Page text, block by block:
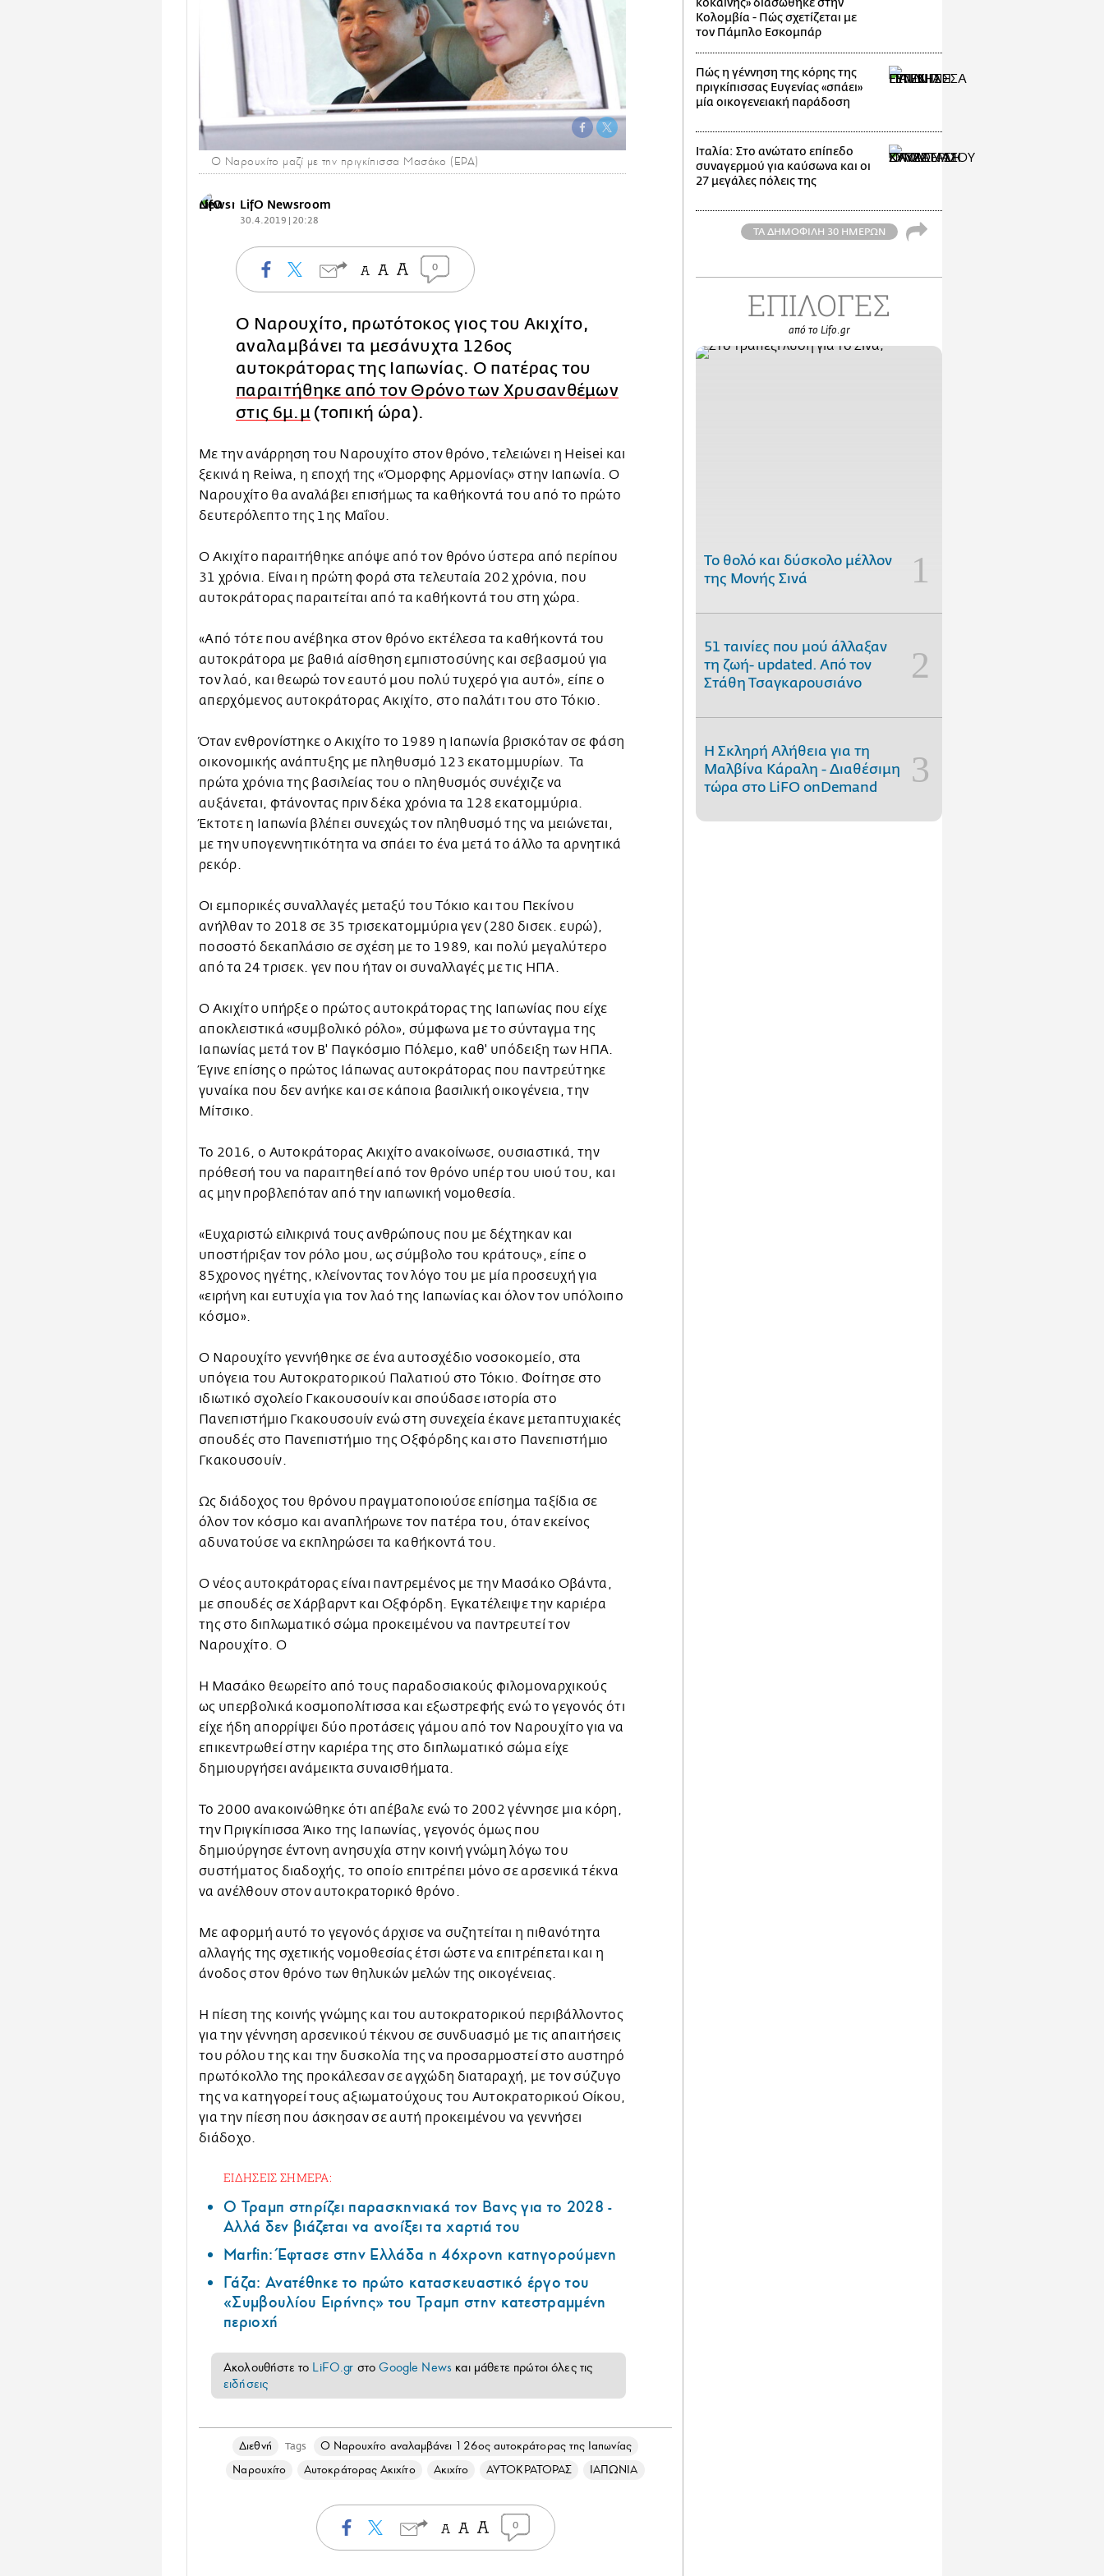
Ο Ναρουχίτο μαζί με την πριγκίπισσα Μασάκο (EPA)
LifO Newsroom
30.4.2019 | 20:28
0
Ο Ναρουχίτο, πρωτότοκος γιος του Ακιχίτο,
αναλαμβάνει τα μεσάνυχτα 126ος
αυτοκράτορας της Ιαπωνίας. Ο πατέρας του
παραιτήθηκε από τον Θρόνο των Χρυσανθέμων
στις 6μ.μ (τοπική ώρα).
Με την ανάρρηση του Ναρουχίτο στον θρόνο, τελειώνει η Heisei και
ξεκινά η Reiwa, η εποχή της «Όμορφης Αρμονίας» στην Ιαπωνία. Ο
Ναρουχίτο θα αναλάβει επισήμως τα καθήκοντά του από το πρώτο
δευτερόλεπτο της 1ης Μαΐου.
Ο Ακιχίτο παραιτήθηκε απόψε από τον θρόνο ύστερα από περίπου
31 χρόνια. Είναι η πρώτη φορά στα τελευταία 202 χρόνια, που
αυτοκράτορας παραιτείται από τα καθήκοντά του στη χώρα.
«Από τότε που ανέβηκα στον θρόνο εκτέλεσα τα καθήκοντά του
αυτοκράτορα με βαθιά αίσθηση εμπιστοσύνης και σεβασμού για
τον λαό, και θεωρώ τον εαυτό μου πολύ τυχερό για αυτό», είπε ο
απερχόμενος αυτοκράτορας Ακιχίτο, στο παλάτι του στο Τόκιο.
Όταν ενθρονίστηκε ο Ακιχίτο το 1989 η Ιαπωνία βρισκόταν σε φάση
οικονομικής ανάπτυξης με πληθυσμό 123 εκατομμυρίων. Τα
πρώτα χρόνια της βασιλείας του ο πληθυσμός συνέχιζε να
αυξάνεται, φτάνοντας πριν δέκα χρόνια τα 128 εκατομμύρια.
Έκτοτε η Ιαπωνία βλέπει συνεχώς τον πληθυσμό της να μειώνεται,
με την υπογεννητικότητα να σπάει το ένα μετά το άλλο τα αρνητικά
ρεκόρ.
Οι εμπορικές συναλλαγές μεταξύ του Τόκιο και του Πεκίνου
ανήλθαν το 2018 σε 35 τρισεκατομμύρια γεν (280 δισεκ. ευρώ),
ποσοστό δεκαπλάσιο σε σχέση με το 1989, και πολύ μεγαλύτερο
από τα 24 τρισεκ. γεν που ήταν οι συναλλαγές με τις ΗΠΑ.
Ο Ακιχίτο υπήρξε ο πρώτος αυτοκράτορας της Ιαπωνίας που είχε
αποκλειστικά «συμβολικό ρόλο», σύμφωνα με το σύνταγμα της
Ιαπωνίας μετά τον Β' Παγκόσμιο Πόλεμο, καθ' υπόδειξη των ΗΠΑ.
Έγινε επίσης ο πρώτος Ιάπωνας αυτοκράτορας που παντρεύτηκε
γυναίκα που δεν ανήκε και σε κάποια βασιλική οικογένεια, την
Μίτσικο.
Το 2016, ο Αυτοκράτορας Ακιχίτο ανακοίνωσε, ουσιαστικά, την
πρόθεσή του να παραιτηθεί από τον θρόνο υπέρ του υιού του, και
ας μην προβλεπόταν από την ιαπωνική νομοθεσία.
«Ευχαριστώ ειλικρινά τους ανθρώπους που με δέχτηκαν και
υποστήριξαν τον ρόλο μου, ως σύμβολο του κράτους», είπε ο
85χρονος ηγέτης, κλείνοντας τον λόγο του με μία προσευχή για
«ειρήνη και ευτυχία για τον λαό της Ιαπωνίας και όλον τον υπόλοιπο
κόσμο».
Ο Ναρουχίτο γεννήθηκε σε ένα αυτοσχέδιο νοσοκομείο, στα
υπόγεια του Αυτοκρατορικού Παλατιού στο Τόκιο. Φοίτησε στο
ιδιωτικό σχολείο Γκακουσουίν και σπούδασε ιστορία στο
Πανεπιστήμιο Γκακουσουίν ενώ στη συνεχεία έκανε μεταπτυχιακές
σπουδές στο Πανεπιστήμιο της Οξφόρδης και στο Πανεπιστήμιο
Γκακουσουίν.
Ως διάδοχος του θρόνου πραγματοποιούσε επίσημα ταξίδια σε
όλον τον κόσμο και αναπλήρωνε τον πατέρα του, όταν εκείνος
αδυνατούσε να εκπληρώσει τα καθήκοντά του.
Ο νέος αυτοκράτορας είναι παντρεμένος με την Μασάκο Οβάντα,
με σπουδές σε Χάρβαρντ και Οξφόρδη. Εγκατέλειψε την καριέρα
της στο διπλωματικό σώμα προκειμένου να παντρευτεί τον
Ναρουχίτο. Ο
Η Μασάκο θεωρείτο από τους παραδοσιακούς φιλομοναρχικούς
ως υπερβολικά κοσμοπολίτισσα και εξωστρεφής ενώ το γεγονός ότι
είχε ήδη απορρίψει δύο προτάσεις γάμου από τον Ναρουχίτο για να
επικεντρωθεί στην καριέρα της στο διπλωματικό σώμα είχε
δημιουργήσει ανάμεικτα συναισθήματα.
Το 2000 ανακοινώθηκε ότι απέβαλε ενώ το 2002 γέννησε μια κόρη,
την Πριγκίπισσα Άικο της Ιαπωνίας, γεγονός όμως που
δημιούργησε έντονη ανησυχία στην κοινή γνώμη λόγω του
συστήματος διαδοχής, το οποίο επιτρέπει μόνο σε αρσενικά τέκνα
να ανέλθουν στον αυτοκρατορικό θρόνο.
Με αφορμή αυτό το γεγονός άρχισε να συζητείται η πιθανότητα
αλλαγής της σχετικής νομοθεσίας έτσι ώστε να επιτρέπεται και η
άνοδος στον θρόνο των θηλυκών μελών της οικογένειας.
Η πίεση της κοινής γνώμης και του αυτοκρατορικού περιβάλλοντος
για την γέννηση αρσενικού τέκνου σε συνδυασμό με τις απαιτήσεις
του ρόλου της και την δυσκολία της να προσαρμοστεί στο αυστηρό
πρωτόκολλο της προκάλεσαν σε αγχώδη διαταραχή, με τον σύζυγο
της να κατηγορεί τους αξιωματούχους του Αυτοκρατορικού Οίκου,
για την πίεση που άσκησαν σε αυτή προκειμένου να γεννήσει
διάδοχο.
ΕΙΔΗΣΕΙΣ ΣΗΜΕΡΑ:
Ο Τραμπ στηρίζει παρασκηνιακά τον Βανς για το 2028 -
Αλλά δεν βιάζεται να ανοίξει τα χαρτιά του
Marfin: Έφτασε στην Ελλάδα η 46χρονη κατηγορούμενη
Γάζα: Ανατέθηκε το πρώτο κατασκευαστικό έργο του
«Συμβουλίου Ειρήνης» του Τραμπ στην κατεστραμμένη
περιοχή
Ακολουθήστε το LiFO.gr στοGoogle News και μάθετε πρώτοι όλες τις
ειδήσεις
Διεθνή Tags
Ο Ναρουχίτο αναλαμβάνει 126ος αυτοκράτορας της Ιαπωνίας
Ναρουχίτο
Αυτοκράτορας Ακιχίτο Ακιχίτο ΑΥΤΟΚΡΑΤΟΡΑΣ ΙΑΠΩΝΙΑ
0
κοκαΐνης» διασώθηκε στην
Κολομβία - Πώς σχετίζεται με
τον Πάμπλο Εσκομπάρ
Πώς η γέννηση της κόρης της
πριγκίπισσας Ευγενίας «σπάει»
μία οικογενειακή παράδοση
Ιταλία: Στο ανώτατο επίπεδο
συναγερμού για καύσωνα και οι
27 μεγάλες πόλεις της
ΤΑ ΔΗΜΟΦΙΛΗ 30 ΗΜΕΡΩΝ
ΕΠΙΛΟΓΕΣ
από το Lifo.gr
Το θολό και δύσκολο μέλλον
της Μονής Σινά
51 ταινίες που μού άλλαξαν
τη ζωή- updated. Aπό τον
Στάθη Τσαγκαρουσιάνο
Η Σκληρή Αλήθεια για τη
Μαλβίνα Κάραλη - Διαθέσιμη
τώρα στo LiFO onDemand